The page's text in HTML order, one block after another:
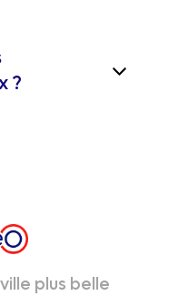
?
plus belle